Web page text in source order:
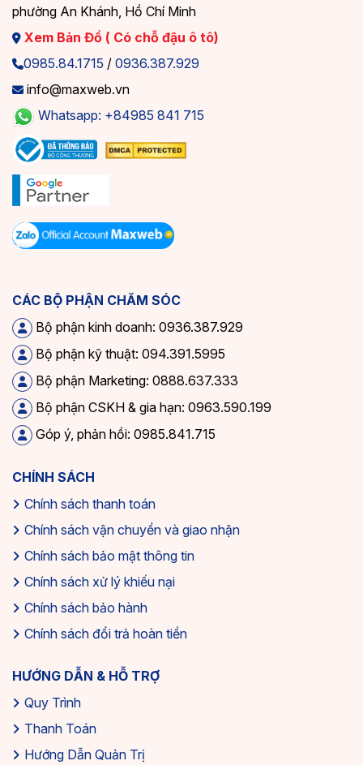
phường An Khánh, Hồ Chí Minh
Xem Bản Đồ ( Có chỗ đậu ô tô)
0985.84.1715 / 0936.387.929
info@maxweb.vn
Whatsapp: +84985 841 715
CÁC BỘ PHẬN CHĂM SÓC
Bộ phận kinh doanh: 0936.387.929
Bộ phận kỹ thuật: 094.391.5995
Bộ phận Marketing: 0888.637.333
Bộ phận CSKH & gia hạn: 0963.590.199
Góp ý, phản hồi: 0985.841.715
CHÍNH SÁCH
Chính sách thanh toán
Chính sách vận chuyển và giao nhận
Chính sách bảo mật thông tin
Chính sách xử lý khiếu nại
Chính sách bảo hành
Chính sách đổi trả hoàn tiền
HƯỚNG DẪN & HỖ TRỢ
Quy Trình
Thanh Toán
Hướng Dẫn Quản Trị